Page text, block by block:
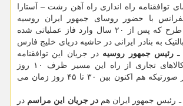
توافقنامه راه اندازی راه آهن رشت – آستارا
با حضور روسای جمهور ایران روسیه
برگزار گردید. این طرح که پس از ۲۰ سال وارد فاز عملیاتی شده
به بنادر ایرانی در حاشیه دریای خلیج فارس
ـ رئیس جمهور روسیه در جریان این توافقنامه
اظهار داشت که کالاهای تجاری از راه این مسیر ظرف ۱۰ روز
منتقل می شود؛ در صورتیکه هم اکنون بین ۳۰ تا ۴۵ روز زمان می
ـ رئیس جمهور ایران همدر جریان این مراسم در